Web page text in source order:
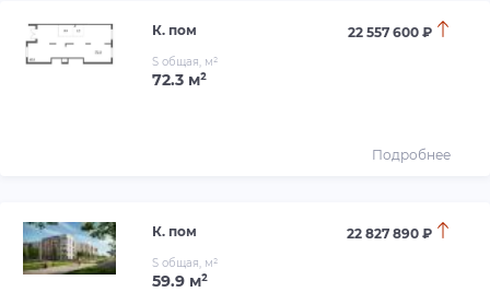
К. пом 22 557 600 ₽
S общая, м²
72.3 м²
Подробнее
К. пом 22 827 890 ₽
S общая, м²
59.9 м²